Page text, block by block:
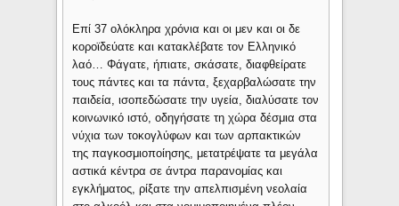
Επί 37 ολόκληρα χρόνια και οι μεν και οι δε
κοροϊδεύατε και κατακλέβατε τον Ελληνικό
λαό… Φάγατε, ήπιατε, σκάσατε, διαφθείρατε
τους πάντες και τα πάντα, ξεχαρβαλώσατε την
παιδεία, ισοπεδώσατε την υγεία, διαλύσατε τον
κοινωνικό ιστό, οδηγήσατε τη χώρα δέσμια στα
νύχια των τοκογλύφων και των αρπακτικών
της παγκοσμιοποίησης, μετατρέψατε τα μεγάλα
αστικά κέντρα σε άντρα παρανομίας και
εγκλήματος, ρίξατε την απελπισμένη νεολαία